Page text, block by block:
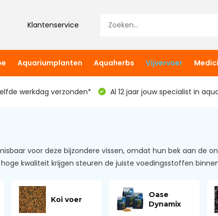
Klantenservice
Aquariumplanten Aquaherbs Vijvervoer
werkdag verzonden* Al 12 jaar jouw specialist in
voor deze bijzondere vissen, omdat hun bek aan de
kwaliteit krijgen steuren de juiste voedingsstoffen
Koi voer
Oase
Dynamix